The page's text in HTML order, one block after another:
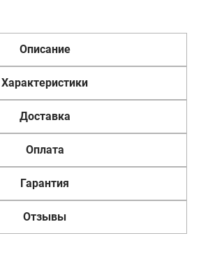
Описание
Характеристики
Доставка
Оплата
Гарантия
Отзывы